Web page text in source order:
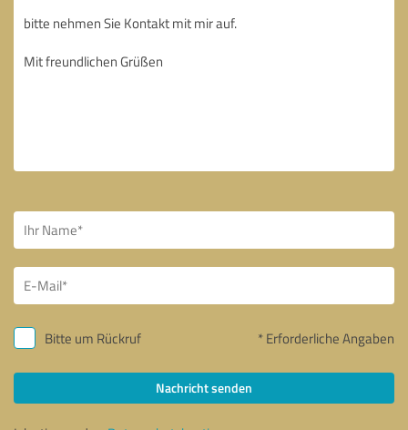
Bitte um Rückruf * Erforderliche Angaben
Nachricht senden